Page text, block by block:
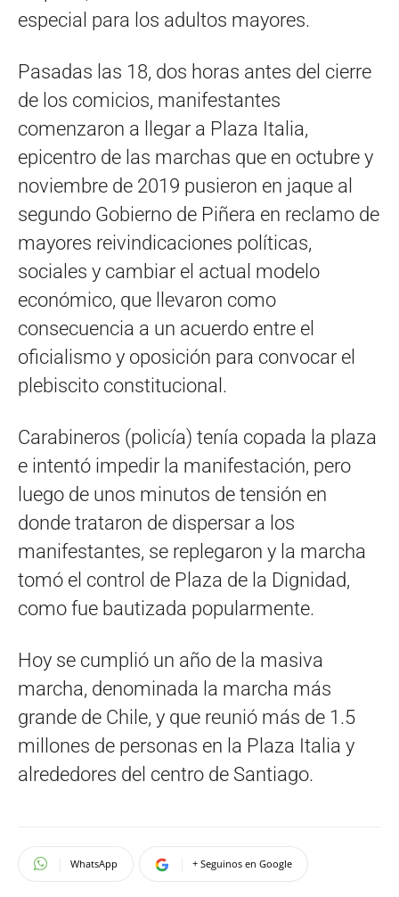
especial para los adultos mayores.
Pasadas las 18, dos horas antes del cierre
de los comicios, manifestantes
comenzaron a llegar a Plaza Italia,
epicentro de las marchas que en octubre y
noviembre de 2019 pusieron en jaque al
segundo Gobierno de Piñera en reclamo de
mayores reivindicaciones políticas,
sociales y cambiar el actual modelo
económico, que llevaron como
consecuencia a un acuerdo entre el
oficialismo y oposición para convocar el
plebiscito constitucional.
Carabineros (policía) tenía copada la plaza
e intentó impedir la manifestación, pero
luego de unos minutos de tensión en
donde trataron de dispersar a los
manifestantes, se replegaron y la marcha
tomó el control de Plaza de la Dignidad,
como fue bautizada popularmente.
Hoy se cumplió un año de la masiva
marcha, denominada la marcha más
grande de Chile, y que reunió más de 1.5
millones de personas en la Plaza Italia y
alrededores del centro de Santiago.
WhatsApp + Seguinos en Google